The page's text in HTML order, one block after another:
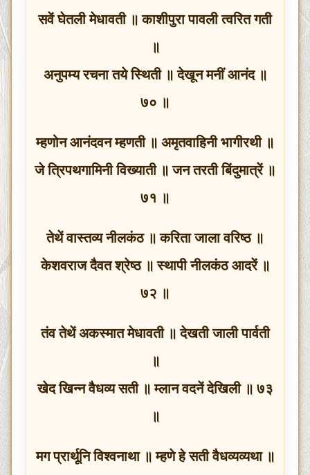
सवें घेतली मेधावती ॥ काशीपुरा पावली त्वरित गती
॥
अनुपम्य रचना तये स्थिती ॥ देखून मनीं आनंद ॥
७० ॥
म्हणोन आनंदवन म्हणती ॥ अमृतवाहिनी भागीरथी ॥
जे त्रिपथगामिनी विख्याती ॥ जन तरती बिंदुमात्रें ॥
७१ ॥
तेथें वास्तव्य नीलकंठ ॥ करिता जाला वरिष्ठ ॥
केशवराज दैवत श्रेष्ठ ॥ स्थापी नीलकंठ आदरें ॥
७२ ॥
तंव तेथें अकस्मात मेधावती ॥ देखती जाली पार्वती
॥
खेद खिन्न वैधव्य सती ॥ म्लान वदनें देखिली ॥ ७३
॥
मग प्रार्थूनि विश्वनाथा ॥ म्हणे हे सती वैधव्यव्यथा ॥